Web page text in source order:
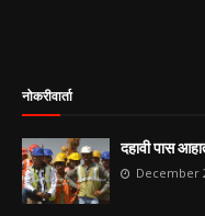
नोकरीवार्ता
दहावी पास
December